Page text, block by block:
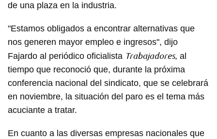
de una plaza en la industria.
"Estamos obligados a encontrar alternativas que
nos generen mayor empleo e ingresos", dijo
Fajardo al periódico oficialista Trabajadores, al
tiempo que reconoció que, durante la próxima
conferencia nacional del sindicato, que se celebrará
en noviembre, la situación del paro es el tema más
acuciante a tratar.
En cuanto a las diversas empresas nacionales que